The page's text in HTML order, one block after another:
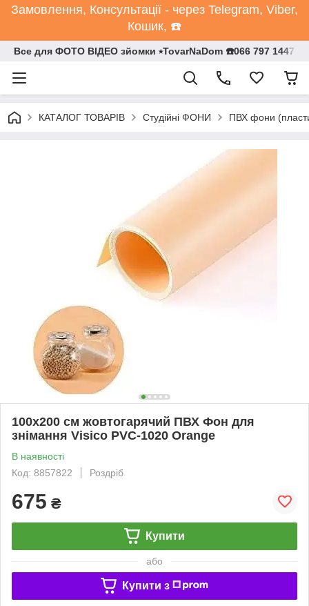
Замовлення, Консультації - через Telegram, Viber,
Кошик, ☎️
Все для ФОТО ВІДЕО зйомки ⭒TovarNaDom ☎️066 797 1447
КАТАЛОГ ТОВАРІВ Студійні ФОНИ ПВХ фони
100x200 см жовтогарячий ПВХ Фон для
знімання Visico PVC-1020 Orange
В наявності
Код: 8857822
Роздріб
675 ₴
Купити
або
Купити з